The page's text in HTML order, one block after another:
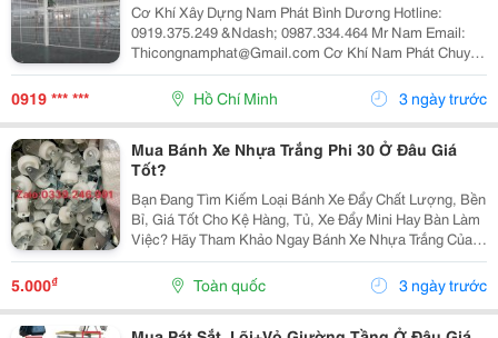
Cơ Khí Xây Dựng Nam Phát Bình Dương Hotline:
0919.375.249 &Ndash; 0987.334.464 Mr Nam Email:
Thicongnamphat@Gmail.com Cơ Khí Nam Phát Chuyên
Thi Công Hàng Rào Lưới B40 Trọn Gói Tại Bình Dương ,
Tp Hồ Chí Minh Và Các Tỉnh Lân Cận 1. Bảng Giá...
0919 *** *** Hồ Chí Minh 3 ngày trước
Mua Bánh Xe Nhựa Trắng Phi 30 Ở Đâu Giá
Tốt?
Bạn Đang Tìm Kiếm Loại Bánh Xe Đẩy Chất Lượng, Bền
Bỉ, Giá Tốt Cho Kệ Hàng, Tủ, Xe Đẩy Mini Hay Bàn Làm
Việc? Hãy Tham Khảo Ngay Bánh Xe Nhựa Trắng Của
Shop Chúng Tôi Bánh Xe Phi 30 Lắp Ngăn Kéo Giường,
Bánh Xe Cố Định Một Chiều Dùng Trong Nội Thất...
5.000₫ Toàn quốc 3 ngày trước